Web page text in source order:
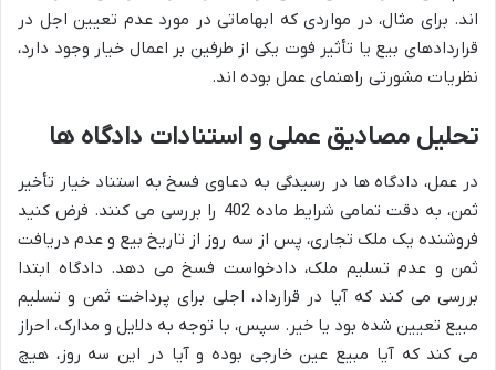
اند. برای مثال، در مواردی که ابهاماتی در مورد عدم تعیین اجل در
قراردادهای بیع یا تأثیر فوت یکی از طرفین بر اعمال خیار وجود دارد،
نظریات مشورتی راهنمای عمل بوده اند.
تحلیل مصادیق عملی و استنادات دادگاه ها
در عمل، دادگاه ها در رسیدگی به دعاوی فسخ به استناد خیار تأخیر
ثمن، به دقت تمامی شرایط ماده 402 را بررسی می کنند. فرض کنید
فروشنده یک ملک تجاری، پس از سه روز از تاریخ بیع و عدم دریافت
ثمن و عدم تسلیم ملک، دادخواست فسخ می دهد. دادگاه ابتدا
بررسی می کند که آیا در قرارداد، اجلی برای پرداخت ثمن و تسلیم
مبیع تعیین شده بود یا خیر. سپس، با توجه به دلایل و مدارک، احراز
می کند که آیا مبیع عین خارجی بوده و آیا در این سه روز، هیچ